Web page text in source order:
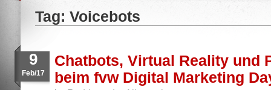
Tag: Voicebots
9
Feb/17
Chatbots, Virtual Reality und
beim fvw Digital Marketing